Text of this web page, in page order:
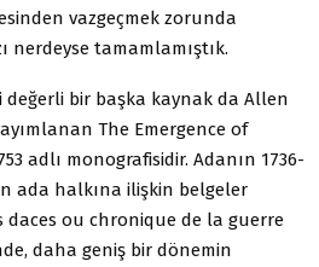
vazgeçmek zorunda
nerdeyse tamamlamıştık.
bir başka kaynak da Allen
The Emergence of
adlı monografisidir. Adanın 1736-
ada halkına ilişkin belgeler
daces ou chronique de la guerre
daha geniş bir dönemin